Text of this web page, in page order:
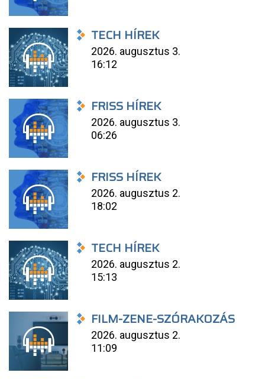
TECH HÍREK
2026. augusztus 3.
16:12
FRISS HÍREK
2026. augusztus 3.
06:26
FRISS HÍREK
2026. augusztus 2.
18:02
TECH HÍREK
2026. augusztus 2.
15:13
FILM-ZENE-SZÓRAKOZÁS
2026. augusztus 2.
11:09